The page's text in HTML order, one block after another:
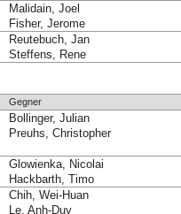
Malidain, Joel
Fisher, Jerome
Reutebuch, Jan
Steffens, Rene
Gegner
Bollinger, Julian
Preuhs, Christopher
Glowienka, Nicolai
Hackbarth, Timo
Chih, Wei-Huan
Le, Anh-Duy